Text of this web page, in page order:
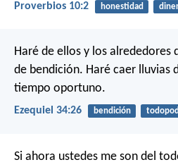
Proverbios 10:2 honestidad
Haré de ellos y los alrededores
de bendición. Haré caer lluvias
tiempo oportuno.
Ezequiel 34:26 bendición
Si ahora ustedes me son del